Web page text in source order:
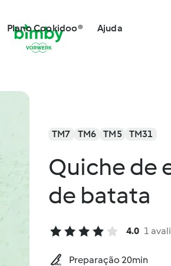
Plano Cookidoo® Ajuda
TM7 TM6 TM5 TM31
Quiche de
de batata
4.0 1
Preparação 20min